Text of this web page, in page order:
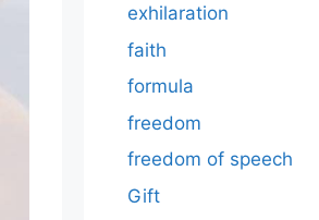
exhilaration
faith
formula
freedom
freedom of speech
Gift